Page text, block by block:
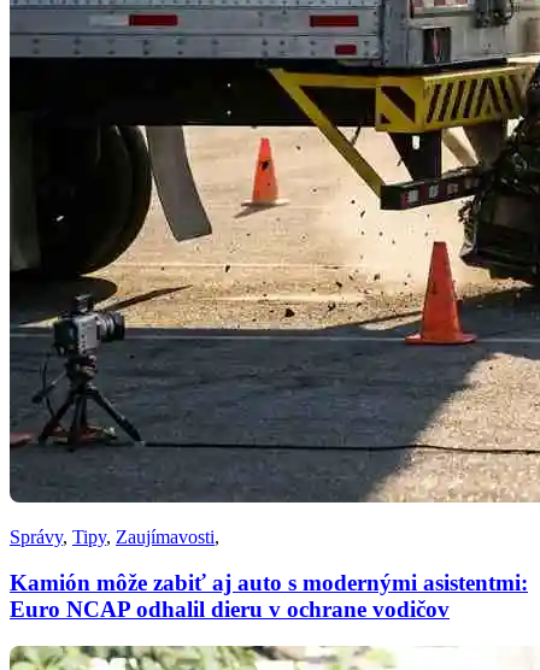
Správy, Tipy, Zaujímavosti,
Kamión môže zabiť aj auto s modernými asistentmi:
Euro NCAP odhalil dieru v ochrane vodičov